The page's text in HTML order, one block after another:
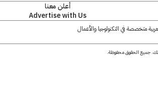
أعلن معنا
Advertise with Us
متخصصة في التكنولوجيا والأعمال